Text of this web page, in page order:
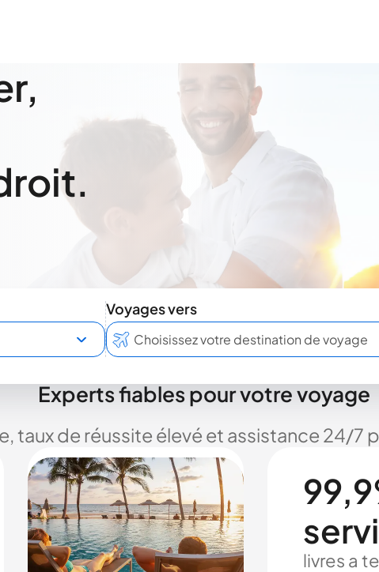
Voyages vers
Experts fiables pour votre voyage
taux de réussite élevé et assistance 24/7
livres a